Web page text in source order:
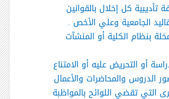
تأديبية كل إخلال بالقوانين
الجامعية وعلي الأخص .
بنظام الكلية أو المنشآت
أو التحريض عليه أو الامتناع
الدروس والمحاضرات والأعمال
التي تقضي اللوائح بالمواظبة